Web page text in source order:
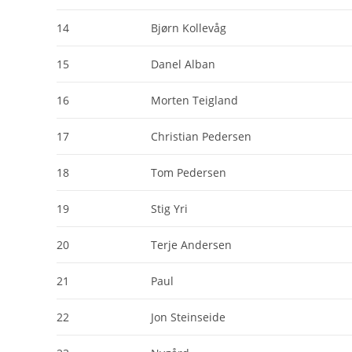
14 Bjørn Kollevåg
15 Danel Alban
16 Morten Teigland
17 Christian Pedersen
18 Tom Pedersen
19 Stig Yri
20 Terje Andersen
21 Paul
22 Jon Steinseide